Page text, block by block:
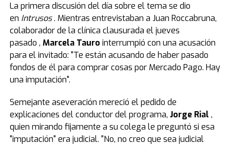
La primera discusión del día sobre el tema se dio
en Intrusos. Mientras entrevistaban a Juan Roccabruna,
colaborador de la clínica clausurada el jueves
pasado , Marcela Tauro interrumpió con una acusación
para el invitado: "Te están acusando de haber pasado
fondos de él para comprar cosas por Mercado Pago. Hay
una imputación".
Semejante aseveración mereció el pedido de
explicaciones del conductor del programa, Jorge Rial ,
quien mirando fijamente a su colega le preguntó si esa
"imputación" era judicial. "No, no creo que sea judicial